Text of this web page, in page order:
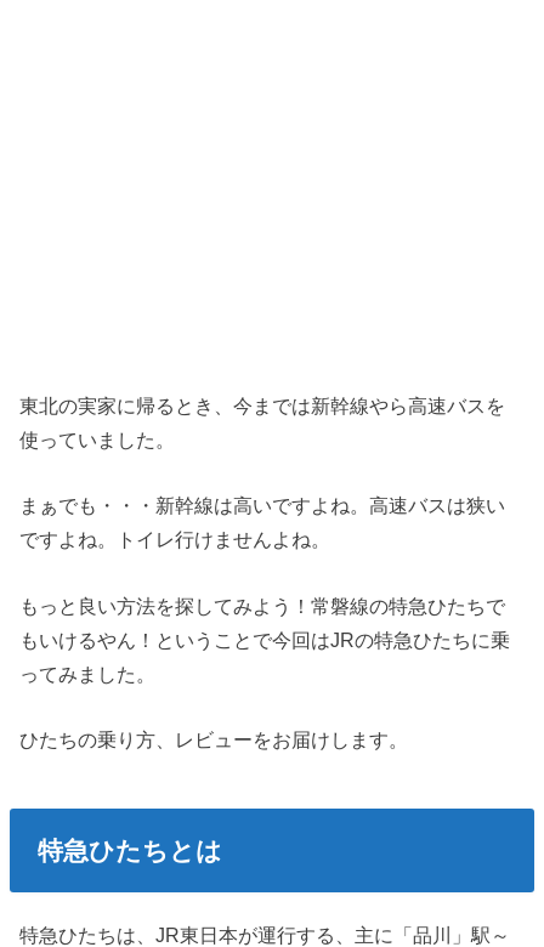
東北の実家に帰るとき、今までは新幹線やら高速バスを
使っていました。
まぁでも・・・新幹線は高いですよね。高速バスは狭い
ですよね。トイレ行けませんよね。
もっと良い方法を探してみよう！常磐線の特急ひたちで
もいけるやん！ということで今回はJRの特急ひたちに乗
ってみました。
ひたちの乗り方、レビューをお届けします。
特急ひたちとは
特急ひたちは、JR東日本が運行する、主に「品川」駅～